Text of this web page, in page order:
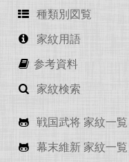
種類別図覧
家紋用語
参考資料
家紋検索
戦国武将 家紋一覧
幕末維新 家紋一覧